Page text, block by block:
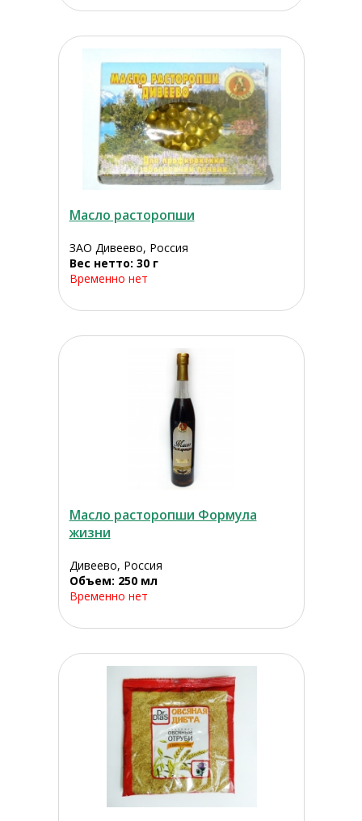
Масло расторопши
ЗАО Дивеево, Россия
Вес нетто: 30 г
Временно нет
Масло расторопши Формула
жизни
Дивеево, Россия
Объем: 250 мл
Временно нет